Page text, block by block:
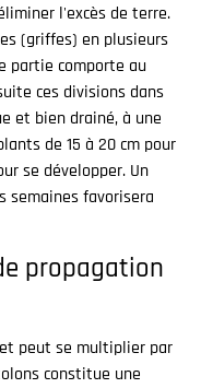
l'excès de terre.
(griffes) en plusieurs
partie comporte au
ces divisions dans
et bien drainé, à une
de 15 à 20 cm pour
se développer. Un
semaines favorisera
propagation
peut se multiplier par
constitue une